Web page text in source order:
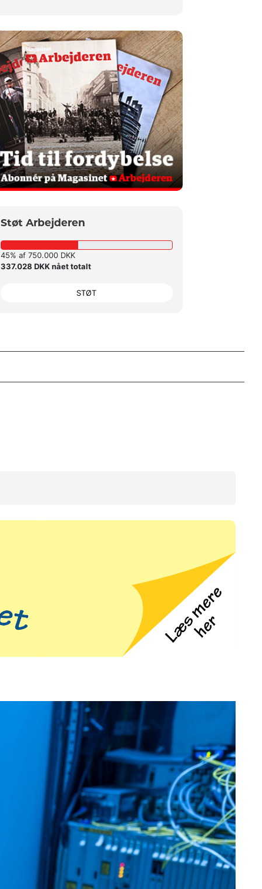
Støt Arbejderen
45% af 750.000 DKK
337.028 DKK nået totalt
STØT